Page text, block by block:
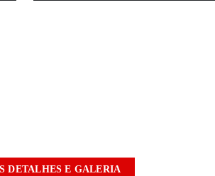
DETALHES E GALERIA